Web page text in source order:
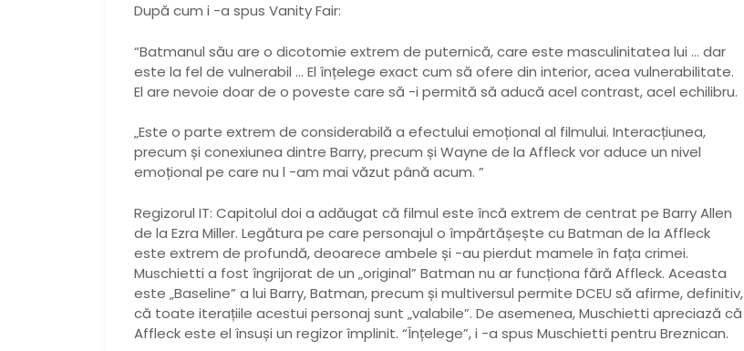
După cum i -a spus Vanity Fair:
“Batmanul său are o dicotomie extrem de puternică, care este masculinitatea lui … dar
este la fel de vulnerabil … El înțelege exact cum să ofere din interior, acea vulnerabilitate.
El are nevoie doar de o poveste care să -i permită să aducă acel contrast, acel echilibru.
„Este o parte extrem de considerabilă a efectului emoțional al filmului. Interacțiunea,
precum și conexiunea dintre Barry, precum și Wayne de la Affleck vor aduce un nivel
emoțional pe care nu l -am mai văzut până acum. ”
Regizorul IT: Capitolul doi a adăugat că filmul este încă extrem de centrat pe Barry Allen
de la Ezra Miller. Legătura pe care personajul o împărtășește cu Batman de la Affleck
este extrem de profundă, deoarece ambele și -au pierdut mamele în fața crimei.
Muschietti a fost îngrijorat de un „original” Batman nu ar funcționa fără Affleck. Aceasta
este „Baseline” a lui Barry, Batman, precum și multiversul permite DCEU să afirme, definitiv,
că toate iterațiile acestui personaj sunt „valabile”. De asemenea, Muschietti apreciază că
Affleck este el însuși un regizor împlinit. “Înțelege”, i -a spus Muschietti pentru Breznican.